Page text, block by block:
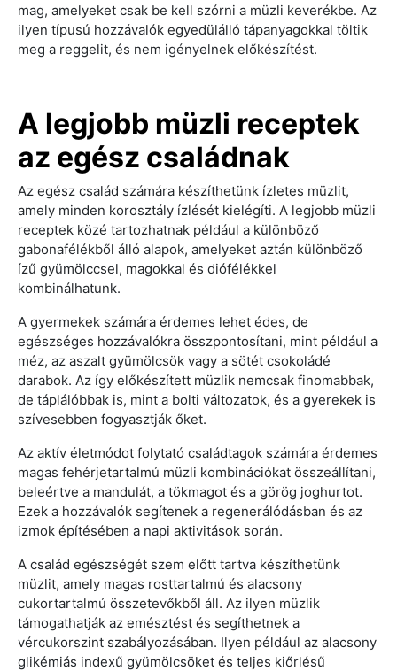
mag, amelyeket csak be kell szórni a müzli keverékbe. Az
ilyen típusú hozzávalók egyedülálló tápanyagokkal töltik
meg a reggelit, és nem igényelnek előkészítést.
A legjobb müzli receptek
az egész családnak
Az egész család számára készíthetünk ízletes müzlit,
amely minden korosztály ízlését kielégíti. A legjobb müzli
receptek közé tartozhatnak például a különböző
gabonafélékből álló alapok, amelyeket aztán különböző
ízű gyümölccsel, magokkal és diófélékkel
kombinálhatunk.
A gyermekek számára érdemes lehet édes, de
egészséges hozzávalókra összpontosítani, mint például a
méz, az aszalt gyümölcsök vagy a sötét csokoládé
darabok. Az így előkészített müzlik nemcsak finomabbak,
de táplálóbbak is, mint a bolti változatok, és a gyerekek is
szívesebben fogyasztják őket.
Az aktív életmódot folytató családtagok számára érdemes
magas fehérjetartalmú müzli kombinációkat összeállítani,
beleértve a mandulát, a tökmagot és a görög joghurtot.
Ezek a hozzávalók segítenek a regenerálódásban és az
izmok építésében a napi aktivitások során.
A család egészségét szem előtt tartva készíthetünk
müzlit, amely magas rosttartalmú és alacsony
cukortartalmú összetevőkből áll. Az ilyen müzlik
támogathatják az emésztést és segíthetnek a
vércukorszint szabályozásában. Ilyen például az alacsony
glikémiás indexű gyümölcsöket és teljes kiőrlésű